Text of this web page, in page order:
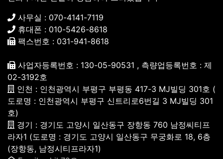
사무실 : 070-4141-7119
휴대폰 : 010-5426-8618
팩스번호 : 031-941-8618
사업자등록번호 : 130-05-90531 , 측량업등록번호 : 제
02-3192호
인천 : 인천광역시 부평구 부평동 417-3 MJ빌딩 301호 (
도로명 : 인천광역시 부평구 신트리로6번길 3 MJ빌딩 301
호)
경기 : 경기도 고양시 일산동구 장항동 760 남정씨티프
라자1 (도로명 : 경기도 고양시 일산동구 무궁화로 18, 6층
(장항동, 남정시티프라자1)